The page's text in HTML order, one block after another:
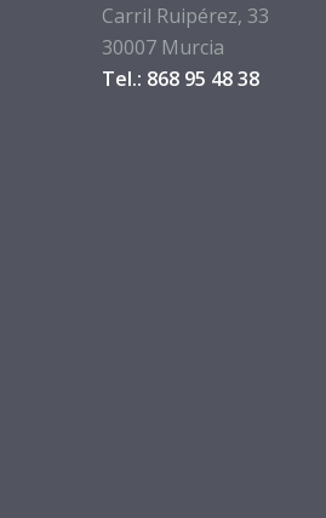
Carril Ruipérez, 33
30007 Murcia
Tel.: 868 95 48 38